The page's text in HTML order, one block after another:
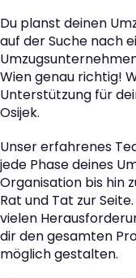
Du planst deinen
auf der Suche nach
Wien genau richtig!
Unterstützung für
Osijek.
Unser erfahrenes
jede Phase deines
Organisation bis hin
Rat und Tat zur
vielen
dir den gesamten
möglich gestalten.